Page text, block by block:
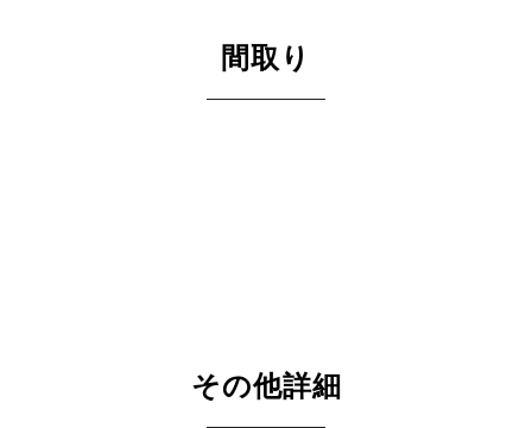
間取り
その他詳細